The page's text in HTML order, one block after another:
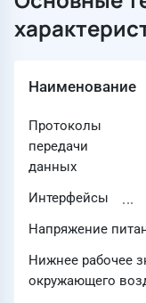
Наименование
Протоколы
передачи
данных
Интерфейсы
Напряжение
Нижнее рабочее
окружающего